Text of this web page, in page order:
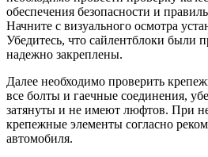
обеспечения безопасности и
Начните с визуального осмотра
Убедитесь, что сайлентблоки были
надежно закреплены.
Далее необходимо проверить
все болты и гаечные соединения,
затянуты и не имеют люфтов. При
крепежные элементы согласно
автомобиля.